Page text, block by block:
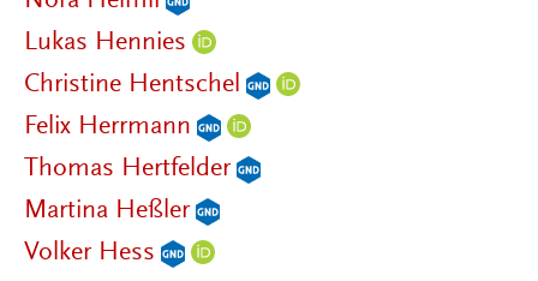
Lukas Hennies
Christine Hentschel
Felix Herrmann
Thomas Hertfelder
Martina Heßler
Volker Hess